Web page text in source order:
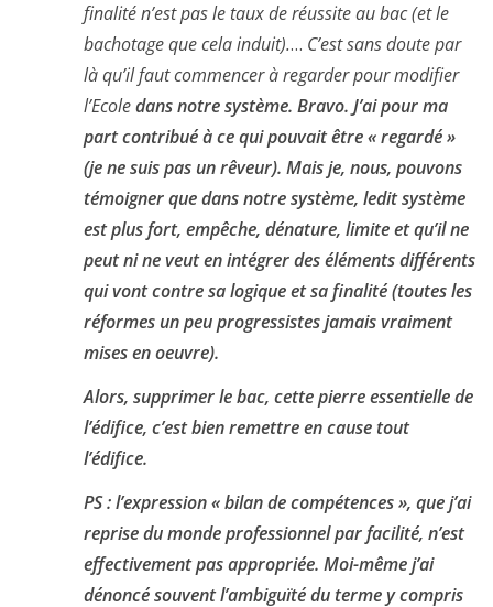
finalité n’est pas le taux de réussite au bac (et le
bachotage que cela induit).… C’est sans doute par
là qu’il faut commencer à regarder pour modifier
l’Ecoledans notre système. Bravo. J’ai pour ma
part contribué à ce qui pouvait être «regardé»
(je ne suis pas un rêveur). Mais je, nous, pouvons
témoigner quedans notre système, ledit système
est plus fort, empêche, dénature, limite et qu’il ne
peut ni ne veut en intégrer des éléments différents
qui vont contre sa logique et sa finalité (toutes les
réformes un peu progressistes jamais vraiment
mises en oeuvre).
Alors, supprimer le bac, cette pierre essentielle de
l’édifice, c’est bien remettre en cause tout
l’édifice.
PS : l’expression « bilan de compétences », que j’ai
reprise du monde professionnel par facilité, n’est
effectivement pas appropriée. Moi-même j’ai
dénoncé souvent l’ambiguïté du terme y compris